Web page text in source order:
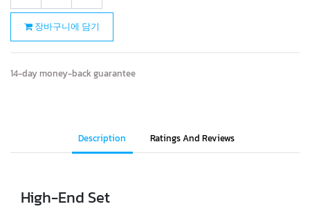
장바구니에 담기
14-day money-back guarantee
Description Ratings And Reviews
High-End Set